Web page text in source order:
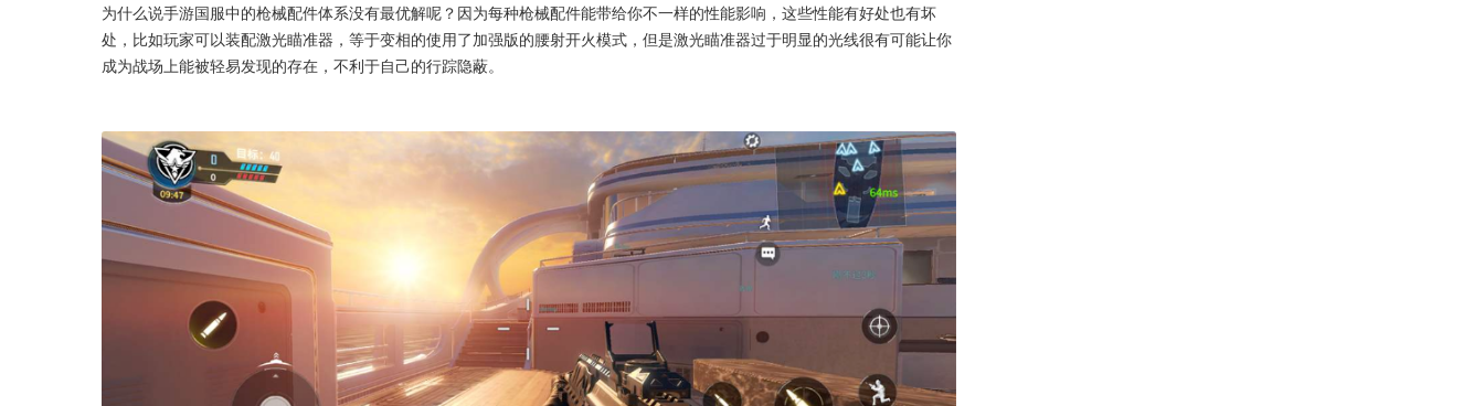
为什么说手游国服中的枪械配件体系没有最优解呢？因为每种枪械配件能带给你不一样的性能影响，这些性能有好处也有坏
处，比如玩家可以装配激光瞄准器，等于变相的使用了加强版的腰射开火模式，但是激光瞄准器过于明显的光线很有可能让你
成为战场上能被轻易发现的存在，不利于自己的行踪隐蔽。